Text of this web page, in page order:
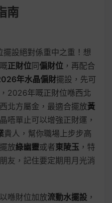
南
設絕對係重中之重！想
正財位同偏財位 ，再配合
年水晶偏財擺設，先可
2026年嘅正財位喺西北
北方屬金，最適合擺放黃
唔單止可以增強正財運，
貴人，幫你職場上步步高
放綠幽靈或者東陵玉 ，特
友，記住要定期用月光消
喺財位加放流動水擺設 ，